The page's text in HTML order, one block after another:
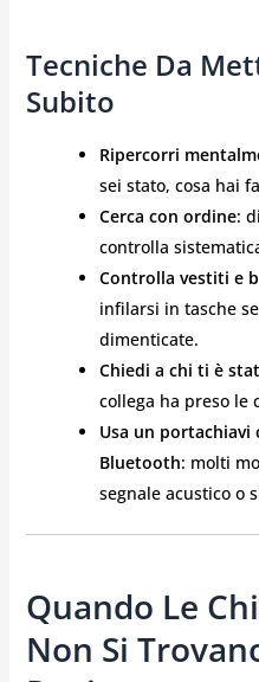
Tecniche Da
Subito
Ripercorri
sei stato, cosa hai
Cerca con ordine:
controlla
Controlla vestiti e
infilarsi in tasche
dimenticate.
Chiedi a chi ti è
collega ha preso le
Usa un portachiavi
Bluetooth: molti
segnale acustico o
Quando Le
Non Si